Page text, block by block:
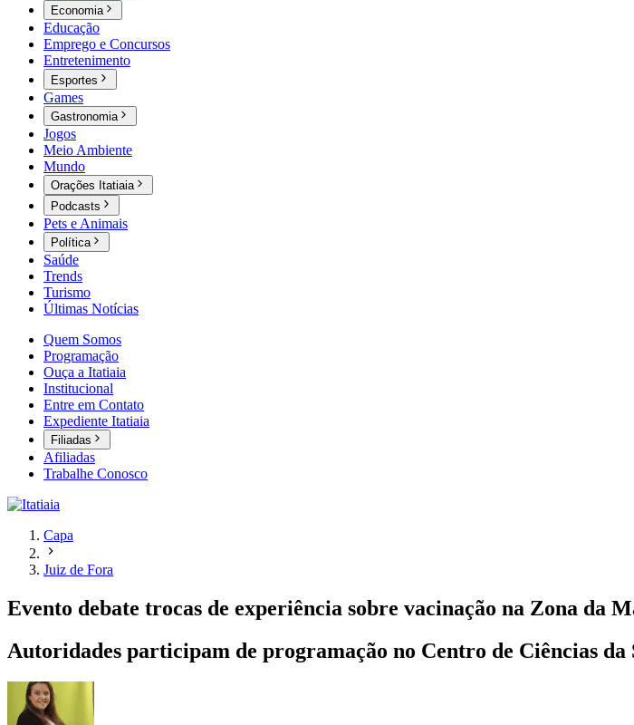
Economia
Educação
Emprego e Concursos
Entretenimento
Esportes
Games
Gastronomia
Jogos
Meio Ambiente
Mundo
Orações Itatiaia
Podcasts
Pets e Animais
Política
Saúde
Trends
Turismo
Últimas Notícias
Quem Somos
Programação
Ouça a Itatiaia
Institucional
Entre em Contato
Expediente Itatiaia
Filiadas
Afiliadas
Trabalhe Conosco
Capa
Juiz de Fora
Evento debate trocas de experiência sobre vacinação na Zona da
Autoridades participam de programação no Centro de Ciências da